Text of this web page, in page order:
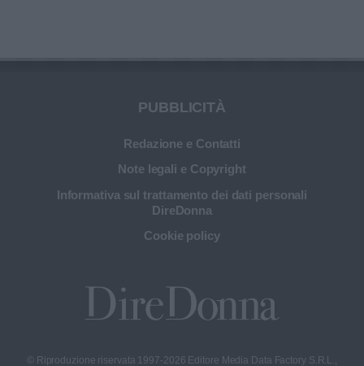
PUBBLICITÀ
Redazione e Contatti
Note legali e Copyright
Informativa sul trattamento dei dati personali
DireDonna
Cookie policy
© Riproduzione riservata 1997-2026 Editore Media Data Factory S.R.L.,